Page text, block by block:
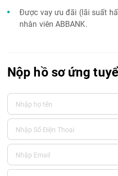
Được vay ưu đãi (lãi suất
nhân viên ABBANK.
Nộp hồ sơ ứng